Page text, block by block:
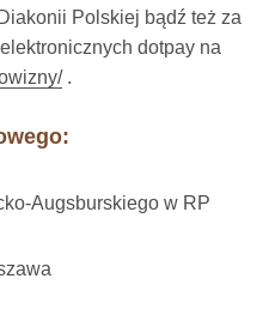
Polskiej bądź też za
dotpay na
.
Augsburskiego w RP